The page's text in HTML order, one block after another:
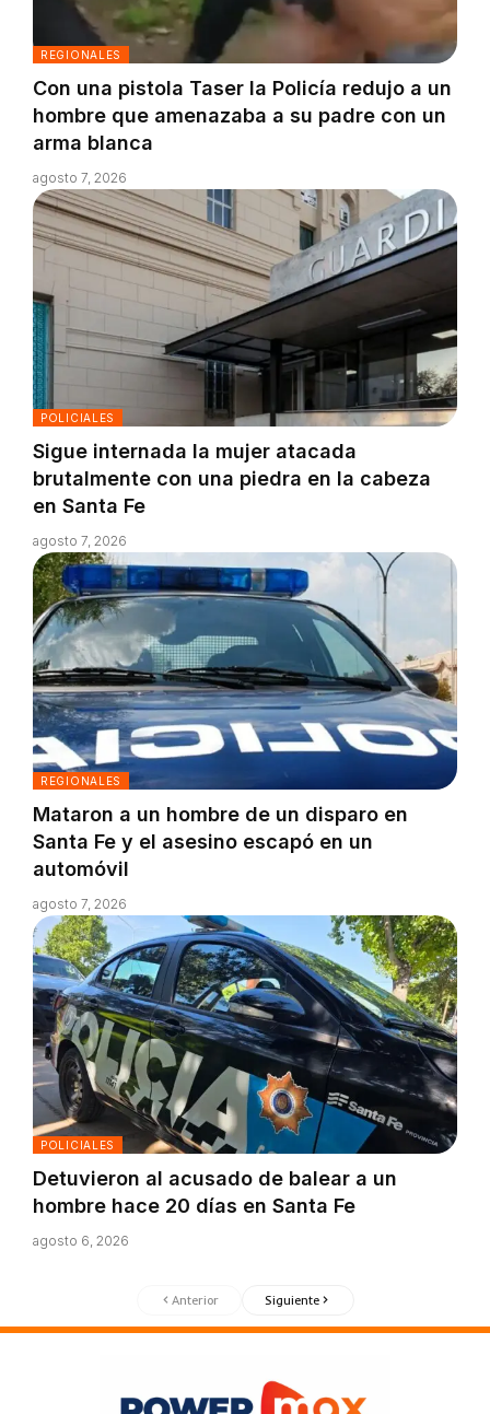
REGIONALES
Con una pistola Taser la Policía redujo a un
hombre que amenazaba a su padre con un
arma blanca
agosto 7, 2026
POLICIALES
Sigue internada la mujer atacada
brutalmente con una piedra en la cabeza
en Santa Fe
agosto 7, 2026
REGIONALES
Mataron a un hombre de un disparo en
Santa Fe y el asesino escapó en un
automóvil
agosto 7, 2026
POLICIALES
Detuvieron al acusado de balear a un
hombre hace 20 días en Santa Fe
agosto 6, 2026
Anterior Siguiente